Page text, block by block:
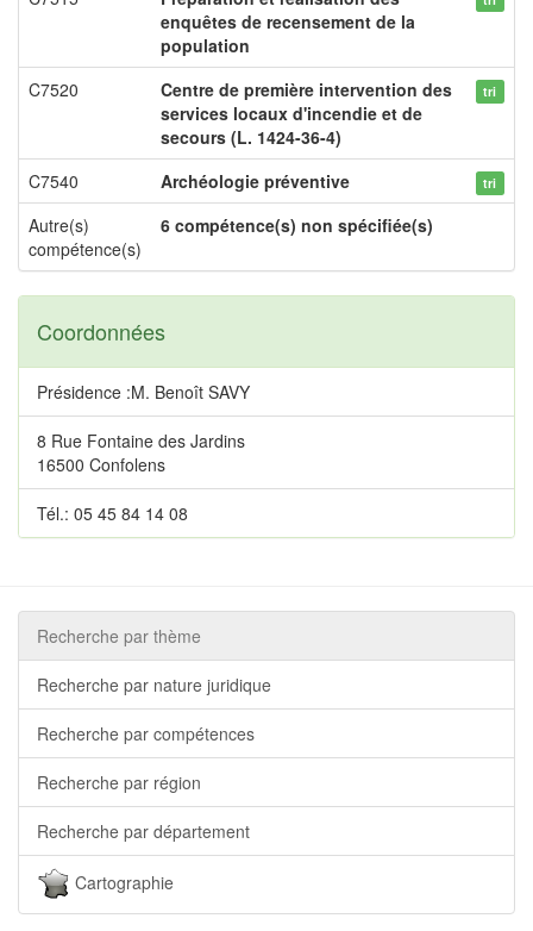
enquêtes de recensement de la
population
C7520
Centre de première intervention des
services locaux d'incendie et de
secours (L. 1424-36-4)
tri
C7540 Archéologie préventive tri
Autre(s)
compétence(s)
6 compétence(s) non spécifiée(s)
Coordonnées
Présidence :M. Benoît SAVY
8 Rue Fontaine des Jardins
16500 Confolens
Tél.: 05 45 84 14 08
Recherche par thème
Recherche par nature juridique
Recherche par compétences
Recherche par région
Recherche par département
Cartographie